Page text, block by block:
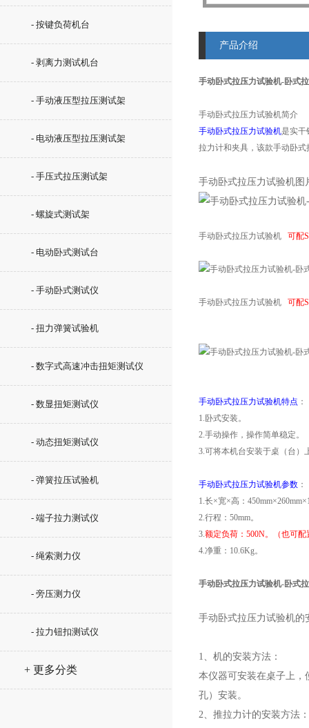
- 按键负荷机台
- 剥离力测试机台
- 手动液压型拉压测试架
- 电动液压型拉压测试架
- 手压式拉压测试架
- 螺旋式测试架
- 电动卧式测试台
- 手动卧式测试仪
- 扭力弹簧试验机
- 数字式高速冲击扭矩测试仪
- 数显扭矩测试仪
- 动态扭矩测试仪
- 弹簧拉压试验机
- 端子拉力测试仪
- 绳索测力仪
- 旁压测力仪
- 拉力钮扣测试仪
+ 更多分类
产品介绍
手动卧式拉压力试验机-卧式
手动卧式拉压力试验机简介
手动卧式拉压力试验机是实干
拉力计和夹具，该款手动卧
手动卧式拉压力试验机图
手动卧式拉压力试验机 可配
手动卧式拉压力试验机 可配
手动卧式拉压力试验机特点 ：
1.卧式安装。
2.手动操作，操作简单稳定。
3.可将本机台安装于桌（台）
手动卧式拉压力试验机参数 ：
1.长×宽×高：
2.行程：50mm。
3.额定负荷：500N。（也可配
4.净重：10.6Kg。
手动卧式拉压力试验机-卧式
手动卧式拉压力试验机的
1、机的安装方法：
本仪器可安装在桌子上，
孔）安装。
2、推拉力计的安装方法：